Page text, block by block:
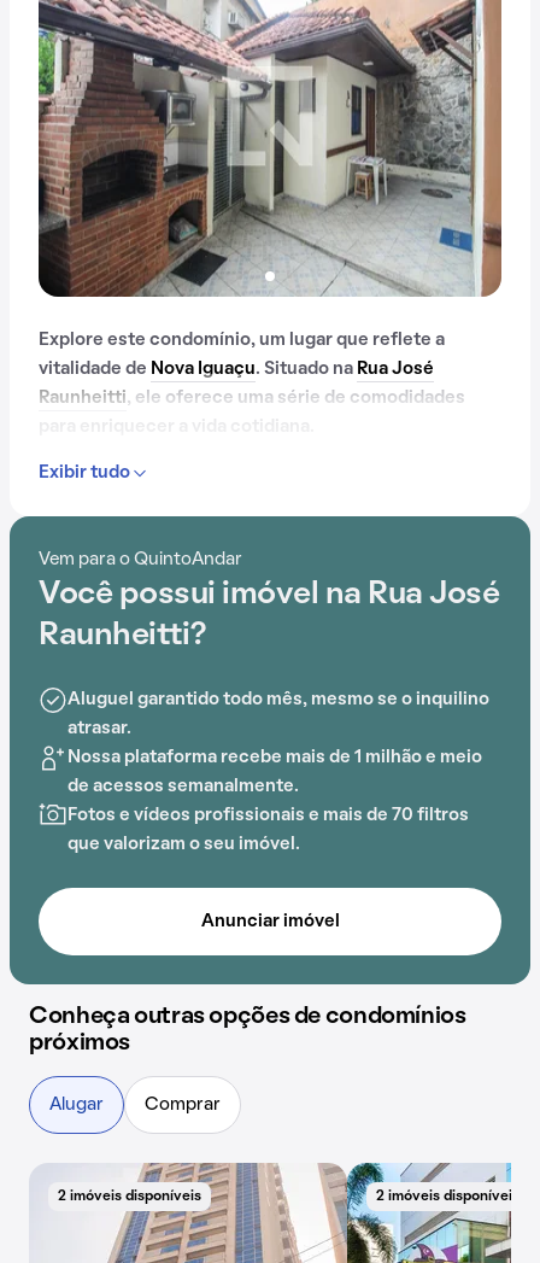
Explore este condomínio, um lugar que reflete a
vitalidade de Nova Iguaçu. Situado na Rua José
Raunheitti, ele oferece uma série de comodidades
por espaço gourmet na área comum, este condomínio
A conveniência é acentuada pela sua localização
estratégica, próxima a Instituto de Educação Rangel
Center e Hospital Prontonil.
Exibir tudo
Vem para o QuintoAndar
Você possui imóvel na Rua José
Raunheitti?
Aluguel garantido todo mês, mesmo se o inquilino
atrasar.
Nossa plataforma recebe mais de 1 milhão e meio
de acessos semanalmente.
Fotos e vídeos profissionais e mais de 70 filtros
que valorizam o seu imóvel.
Anunciar imóvel
Conheça outras opções de condomínios
próximos
Alugar Comprar
2 imóveis disponíveis 2 imóveis disponíveis